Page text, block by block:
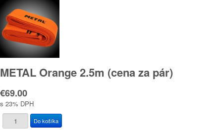
METAL Orange 2.5m (cena za pár)
€69.00
s 23% DPH